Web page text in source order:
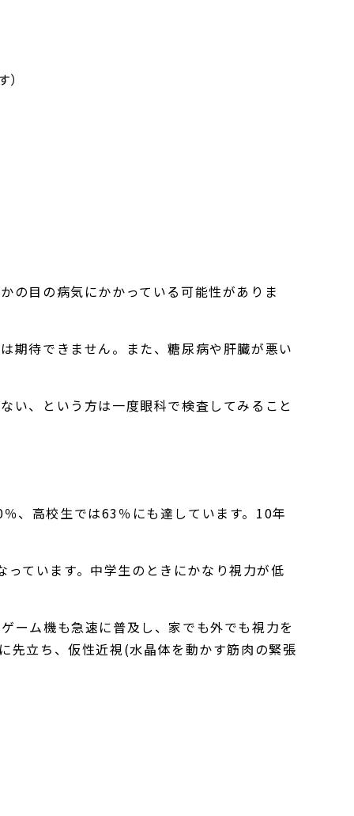
の目の病気にかかっている可能性がありま
期待できません。また、糖尿病や肝臓が悪い
い、という方は一度眼科で検査してみること
、高校生では63％にも達しています。10年
ています。中学生のときにかなり視力が低
ーム機も急速に普及し、家でも外でも視力を
先立ち、仮性近視(水晶体を動かす筋肉の緊張